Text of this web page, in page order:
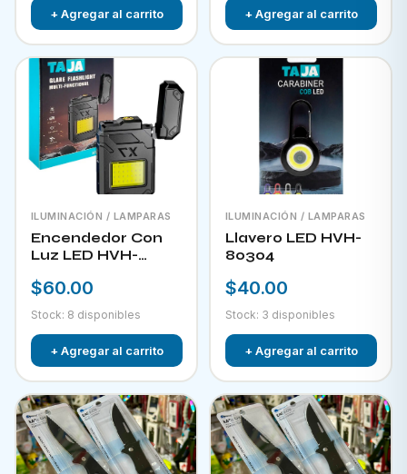
+ Agregar al carrito + Agregar al carrito
ILUMINACIÓN / LAMPARAS
Encendedor Con
Luz LED HVH-
$60.00
Stock: 8 disponibles
+ Agregar al carrito
ILUMINACIÓN / LAMPARAS
Llavero LED HVH-
80304
$40.00
Stock: 3 disponibles
+ Agregar al carrito